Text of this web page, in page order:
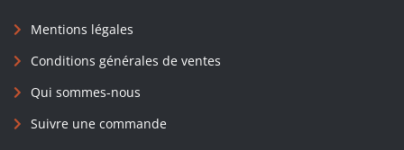
Mentions légales
Conditions générales de ventes
Qui sommes-nous
Suivre une commande